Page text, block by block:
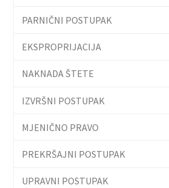
PARNIČNI POSTUPAK
EKSPROPRIJACIJA
NAKNADA ŠTETE
IZVRŠNI POSTUPAK
MJENIČNO PRAVO
PREKRŠAJNI POSTUPAK
UPRAVNI POSTUPAK